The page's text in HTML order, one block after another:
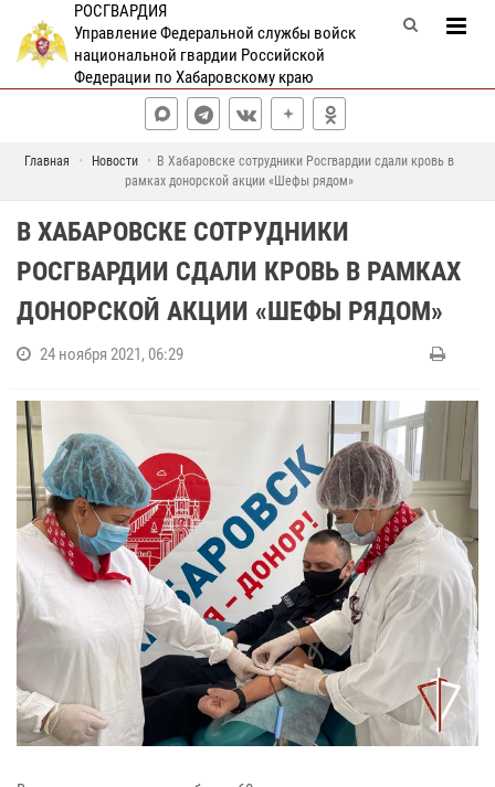
РОСГВАРДИЯ
Управление Федеральной службы войск
национальной гвардии Российской
Федерации по Хабаровскому краю
Главная Новости
В Хабаровске сотрудники Росгвардии сдали кровь в
рамках донорской акции «Шефы рядом»
В ХАБАРОВСКЕ СОТРУДНИКИ
РОСГВАРДИИ СДАЛИ КРОВЬ В РАМКАХ
ДОНОРСКОЙ АКЦИИ «ШЕФЫ РЯДОМ»
24 ноября 2021, 06:29